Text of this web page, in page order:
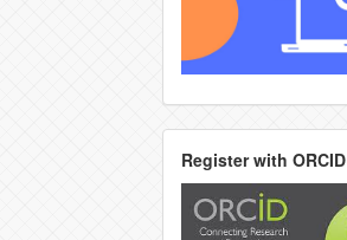
Register with ORCID